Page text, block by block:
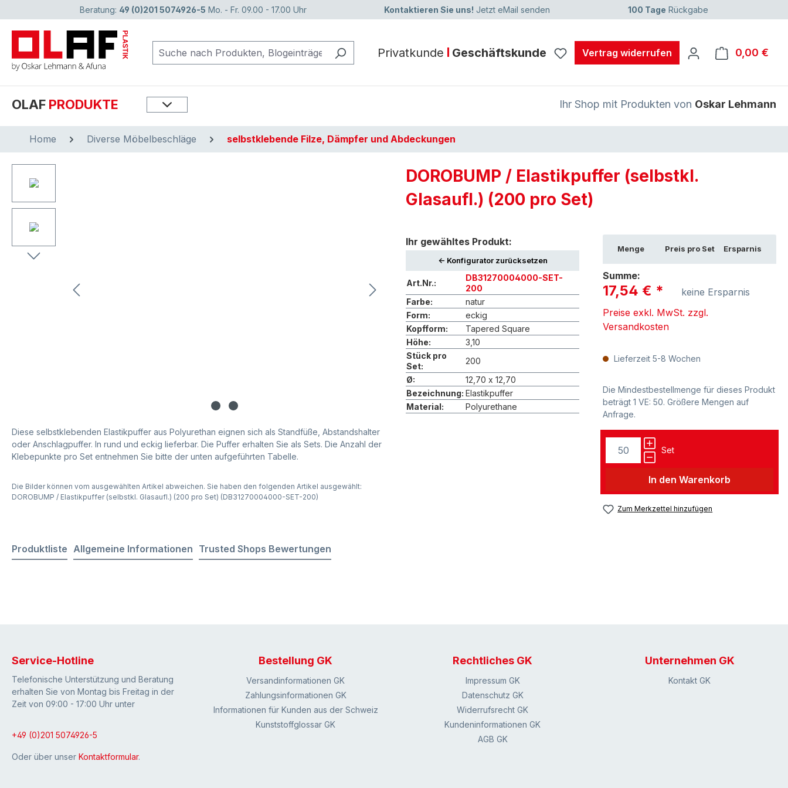
Zur Hauptnavigation springen
Beratung: 49 (0)201 5074926-5 Mo. - Fr. 09.00 - 17.00 Uhr Kontaktieren Sie uns! Jetzt eMail senden 100 Tage Rückgabe
Privatkunde Geschäftskunde Vertrag widerrufen 0,00 €
OLAF PRODUKTE Ihr Shop mit Produkten von Oskar Lehmann
Home Diverse Möbelbeschläge selbstklebende Filze, Dämpfer und Abdeckungen
Diese selbstklebenden Elastikpuffer aus Polyurethan eignen sich als Standfüße, Abstandshalter
oder Anschlagpuffer. In rund und eckig lieferbar. Die Puffer erhalten Sie als Sets. Die Anzahl der
Klebepunkte pro Set entnehmen Sie bitte der unten aufgeführten Tabelle.
Die Bilder können vom ausgewählten Artikel abweichen. Sie haben den folgenden Artikel ausgewählt:
DOROBUMP / Elastikpuffer (selbstkl. Glasaufl.) (200 pro Set) (DB31270004000-SET-200)
DOROBUMP / Elastikpuffer (selbstkl.
Glasaufl.) (200 pro Set)
Ihr gewähltes Produkt:
<- Konfigurator zurücksetzen
Art.Nr.:
DB31270004000-SET-
200
Farbe:
natur
Form:
eckig
Kopfform:
Tapered Square
Höhe:
3,10
Stück pro
Set:
200
Ø:
12,70 x 12,70
Bezeichnung: Elastikpuffer
Material:
Polyurethane
Menge Preis pro Set Ersparnis
Summe:
17,54 € *
keine Ersparnis
Preise exkl. MwSt. zzgl.
Versandkosten
Lieferzeit 5-8 Wochen
Die Mindestbestellmenge für dieses Produkt
beträgt 1 VE: 50. Größere Mengen auf
Anfrage.
Set
In den Warenkorb
Zum Merkzettel hinzufügen
Produktliste Allgemeine Informationen Trusted Shops Bewertungen
Service-Hotline
Telefonische Unterstützung und Beratung
erhalten Sie von Montag bis Freitag in der
Zeit von 09:00 - 17:00 Uhr unter
+49 (0)201 5074926-5
Oder über unser Kontaktformular.
Bestellung GK
Versandinformationen GK
Zahlungsinformationen GK
Informationen für Kunden aus der Schweiz
Kunststoffglossar GK
Rechtliches GK
Impressum GK
Datenschutz GK
Widerrufsrecht GK
Kundeninformationen GK
AGB GK
Unternehmen GK
Kontakt GK